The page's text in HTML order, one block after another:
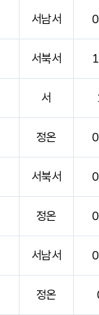
서남서
서북서
서
정온
서북서
정온
서남서
정온